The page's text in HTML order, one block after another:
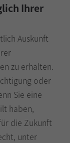
Ihrer
Auskunft
zu erhalten.
oder
Sie eine
haben,
die Zukunft
unter